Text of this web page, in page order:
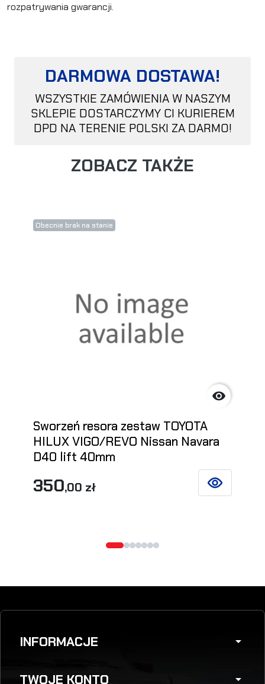
rozpatrywania gwarancji.
DARMOWA DOSTAWA!
WSZYSTKIE ZAMÓWIENIA W NASZYM
SKLEPIE DOSTARCZYMY CI KURIEREM
DPD NA TERENIE POLSKI ZA DARMO!
ZOBACZ TAKŻE
Obecnie brak na stanie

Sworzeń resora zestaw TOYOTA
HILUX VIGO/REVO Nissan Navara
D40 lift 40mm
350,00 zł ZOBACZ
INFORMACJE arrow_drop_down
TWOJE KONTO arrow_drop_down